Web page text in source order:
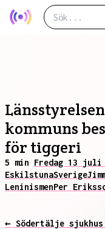
kommuns
för tiggeri
5 min Fredag 13 juli
EskilstunaSverige
LeninismenPer
← Södertälje